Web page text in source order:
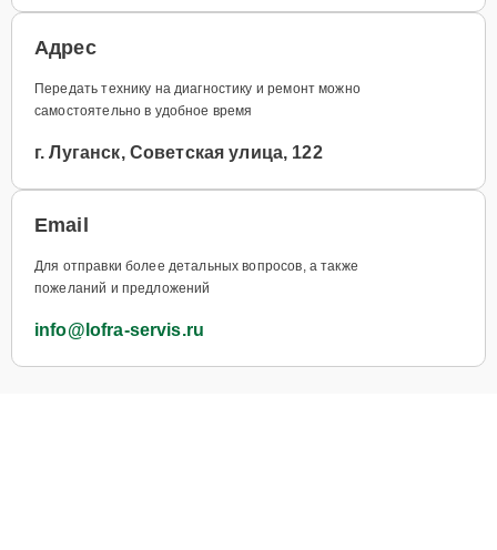
Адрес
Передать технику на диагностику и ремонт можно
самостоятельно в удобное время
г. Луганск, Советская улица, 122
Email
Для отправки более детальных вопросов, а также
пожеланий и предложений
info@lofra-servis.ru